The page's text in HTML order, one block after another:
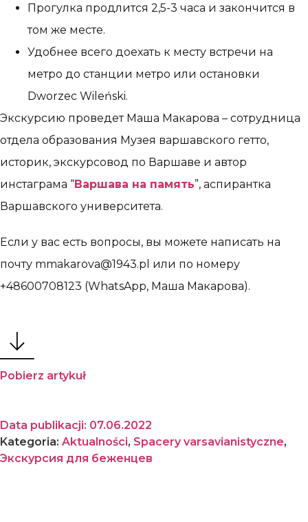
Прогулка продлится 2,5-3 часа и закончится в
том же месте.
Удобнее всего доехать к месту встречи на
метро до станции метро или остановки
Dworzec Wileński.
Экскурсию проведет Маша Макарова – сотрудница
отдела образования Музея варшавского гетто,
историк, экскурсовод по Варшаве и автор
инстаграма “Варшава на память”, аспирантка
Варшавского университета.
Если у вас есть вопросы, вы можете написать на
почту mmakarova@1943.pl или по номеру
+48600708123 (WhatsApp, Маша Макарова).
Pobierz artykuł
Data publikacji: 07.06.2022
Kategoria: Aktualności, Spacery varsavianistyczne,
Экскурсия для беженцев